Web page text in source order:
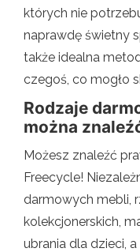
których nie
naprawdę świetny
także idealna
czegoś, co mogło
Rodzaje
można
Możesz znaleźć
Freecycle!
darmowych mebli,
kolekcjonerskich,
ubrania dla dzieci,